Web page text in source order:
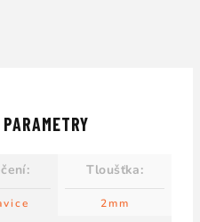
: Tloušťka:
2mm